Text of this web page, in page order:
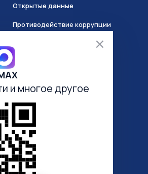
Открытые данные
Противодействие коррупции
О системе ГИИС ДМДК
Анкетирование
Электронная очередь
и многое другое